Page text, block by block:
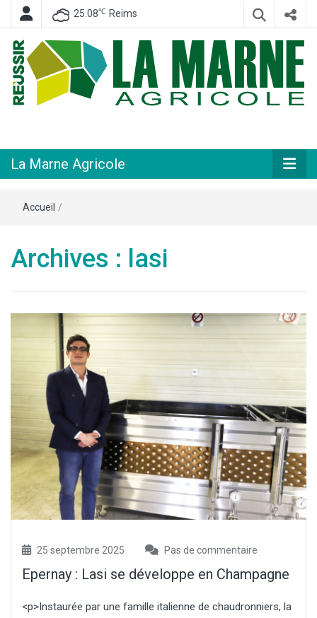
25.08℃ Reims
Agricole
La Marne Agricole
Accueil /
Archives : lasi
25 septembre 2025 Pas de commentaire
Epernay : Lasi se développe en Champagne
<p>Instaurée par une famille italienne de chaudronniers, la